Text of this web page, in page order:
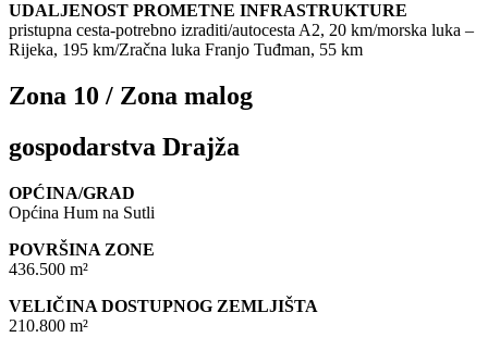
UDALJENOST PROMETNE INFRASTRUKTURE
pristupna cesta-potrebno izraditi/autocesta A2, 20 km/morska luka –
Rijeka, 195 km/Zračna luka Franjo Tuđman, 55 km
Zona 10 / Zona malog
gospodarstva Drajža
OPĆINA/GRAD
Općina Hum na Sutli
POVRŠINA ZONE
436.500 m²
VELIČINA DOSTUPNOG ZEMLJIŠTA
210.800 m²